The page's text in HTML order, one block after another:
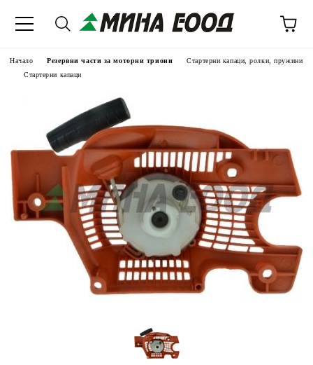
Начало Резервни части за моторни триони
Стартерни капаци, ролки, пружини
Стартерни капаци